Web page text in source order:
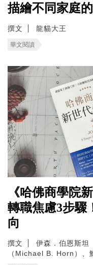
描繪不同家庭
撰文 龍貓大王
華文閱讀
《哈佛商學院
轉職焦慮3步驟
向
撰文
伊森．伯恩斯坦
（Michael B. Horn）、